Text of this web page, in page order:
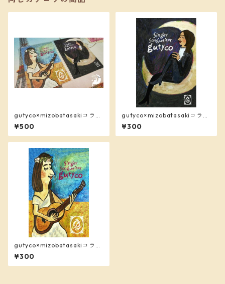
gutyco×mizobatasakiコラ
ボ ポストカード2枚1セット
販売
¥500
gutyco×mizobatasakiコラ
ボ ポストカード「月のグチ
コ」
¥300
gutyco×mizobatasakiコラ
ボ ポストカード「太陽のグ
チコ」
¥300